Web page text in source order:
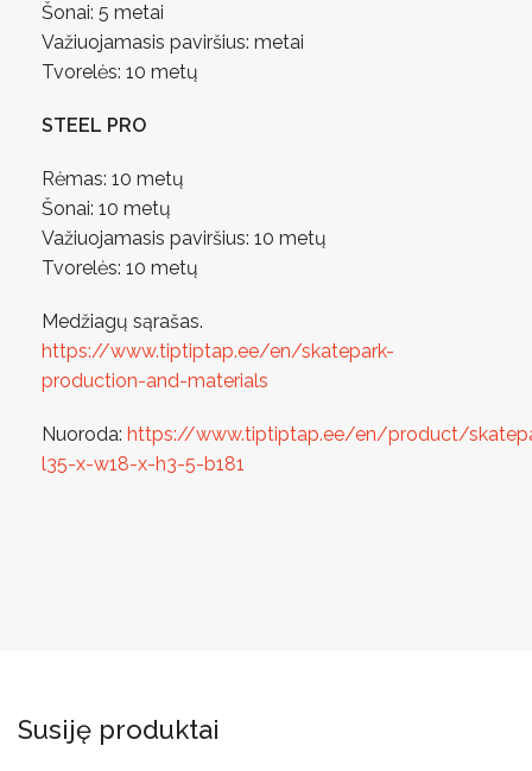
Šonai: 5 metai
Važiuojamasis paviršius: metai
Tvorelės: 10 metų
STEEL PRO
Rėmas: 10 metų
Šonai: 10 metų
Važiuojamasis paviršius: 10 metų
Tvorelės: 10 metų
Medžiagų sąrašas.
https://www.tiptiptap.ee/en/skatepark-
production-and-materials
Nuoroda: https://www.tiptiptap.ee/en/product/
l35-x-w18-x-h3-5-b181
Susiję produktai